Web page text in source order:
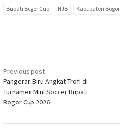
Bupati Bogor Cup HJB Kabupaten Bogor
Post
navigation
Previous post
Pangeran Biru Angkat Trofi di
Turnamen Mini Soccer Bupati
Bogor Cup 2026